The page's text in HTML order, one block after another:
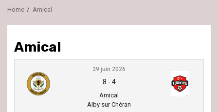
Home Amical
Amical
29 juin 2026
8 - 4
Amical
Alby sur Chéran